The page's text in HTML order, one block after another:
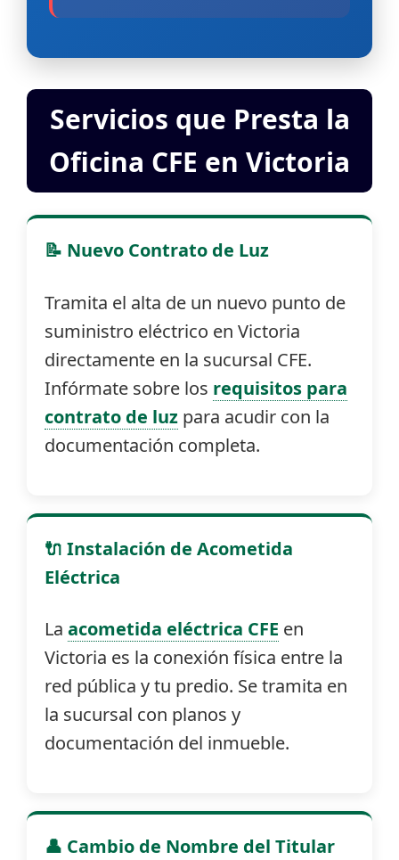
Servicios que Presta la
Oficina CFE en Victoria
📝 Nuevo Contrato de Luz
Tramita el alta de un nuevo punto de
suministro eléctrico en Victoria
directamente en la sucursal CFE.
Infórmate sobre los requisitos para
contrato de luz para acudir con la
documentación completa.
🔌 Instalación de Acometida
Eléctrica
La acometida eléctrica CFE en
Victoria es la conexión física entre la
red pública y tu predio. Se tramita en
la sucursal con planos y
documentación del inmueble.
👤 Cambio de Nombre del Titular